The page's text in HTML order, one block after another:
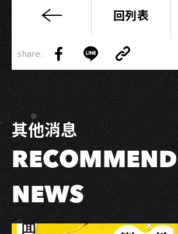
【新
稿】
快
搶
票！
藍
寶
石
演
唱
會
將
完
售
回列表
share:
Share
on
Facebook
Share
on
LINE
Copy
Link
Link
其他消息
RECOMMEND
NEWS